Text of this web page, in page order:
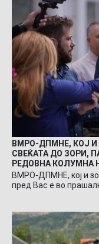
ВМРО-ДПМНЕ, КОЈ
СВЕЌАТА ДО ЗОРИ,
РЕДОВНА КОЛУМНА
ВМРО-ДПМНЕ, кој и
пред Вас е во